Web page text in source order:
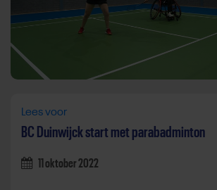
Lees voor
BC Duinwijck start met parabadminton
11 oktober 2022